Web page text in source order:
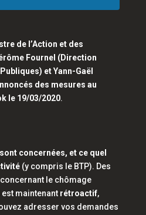
de l’Action et des
Fournel (Direction
et Yann-Gaël
s des mesures au
le 19/03/2020.
concernées, et ce quel
(y compris le BTP). Des
le chômage
maintenant rétroactif,
adresser vos demandes